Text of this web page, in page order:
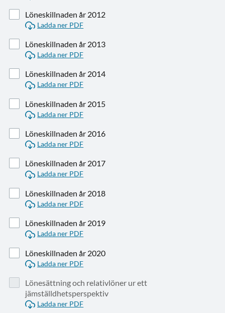
Löneskillnaden år 2012
Ladda ner PDF
Löneskillnaden år 2013
Ladda ner PDF
Löneskillnaden år 2014
Ladda ner PDF
Löneskillnaden år 2015
Ladda ner PDF
Löneskillnaden år 2016
Ladda ner PDF
Löneskillnaden år 2017
Ladda ner PDF
Löneskillnaden år 2018
Ladda ner PDF
Löneskillnaden år 2019
Ladda ner PDF
Löneskillnaden år 2020
Ladda ner PDF
Lönesättning och relativlöner ur ett
jämställdhetsperspektiv
Ladda ner PDF